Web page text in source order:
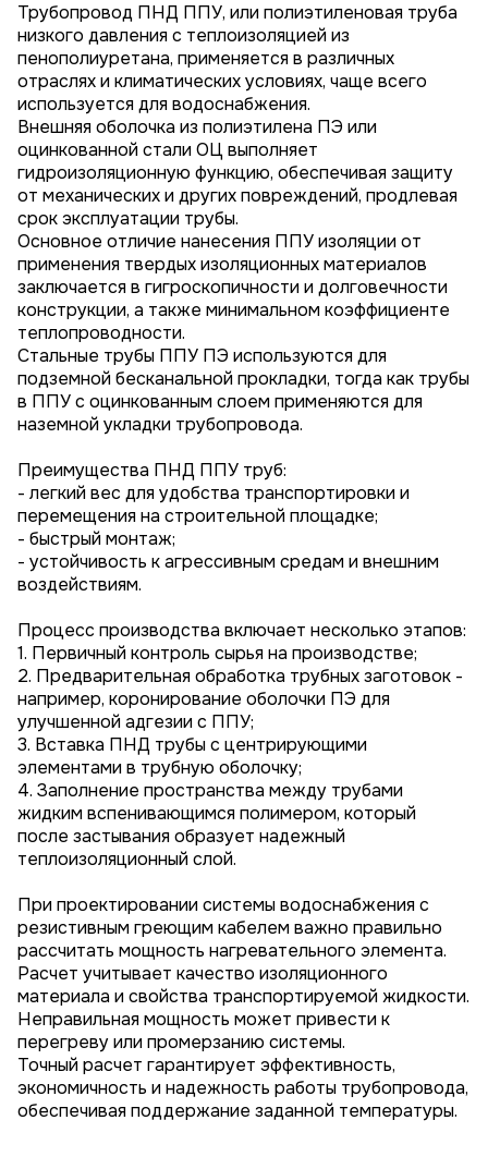
Трубопровод ПНД ППУ, или полиэтиленовая труба
низкого давления с теплоизоляцией из
пенополиуретана, применяется в различных
отраслях и климатических условиях, чаще всего
используется для водоснабжения.
Внешняя оболочка из полиэтилена ПЭ или
оцинкованной стали ОЦ выполняет
гидроизоляционную функцию, обеспечивая защиту
от механических и других повреждений, продлевая
срок эксплуатации трубы.
Основное отличие нанесения ППУ изоляции от
применения твердых изоляционных материалов
заключается в гигроскопичности и долговечности
конструкции, а также минимальном коэффициенте
теплопроводности.
Стальные трубы ППУ ПЭ используются для
подземной бесканальной прокладки, тогда как трубы
в ППУ с оцинкованным слоем применяются для
наземной укладки трубопровода.
Преимущества ПНД ППУ труб:
- легкий вес для удобства транспортировки и
перемещения на строительной площадке;
- быстрый монтаж;
- устойчивость к агрессивным средам и внешним
воздействиям.
Процесс производства включает несколько этапов:
1. Первичный контроль сырья на производстве;
2. Предварительная обработка трубных заготовок -
например, коронирование оболочки ПЭ для
улучшенной адгезии с ППУ;
3. Вставка ПНД трубы с центрирующими
элементами в трубную оболочку;
4. Заполнение пространства между трубами
жидким вспенивающимся полимером, который
после застывания образует надежный
теплоизоляционный слой.
При проектировании системы водоснабжения с
резистивным греющим кабелем важно правильно
рассчитать мощность нагревательного элемента.
Расчет учитывает качество изоляционного
материала и свойства транспортируемой жидкости.
Неправильная мощность может привести к
перегреву или промерзанию системы.
Точный расчет гарантирует эффективность,
экономичность и надежность работы трубопровода,
обеспечивая поддержание заданной температуры.